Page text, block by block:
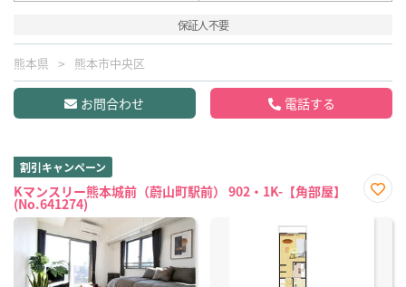
保証人不要
熊本県 熊本市中央区
お問合わせ 電話する
割引キャンペーン
Kマンスリー熊本城前（蔚山町駅前） 902・1K-【角部屋】
(No.641274)
に入